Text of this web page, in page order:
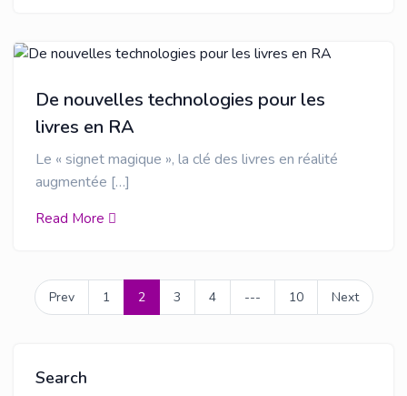
De nouvelles technologies pour les
livres en RA
Le « signet magique », la clé des livres en réalité
augmentée […]
Read More
Prev 1 2 3 4 --- 10 Next
Search